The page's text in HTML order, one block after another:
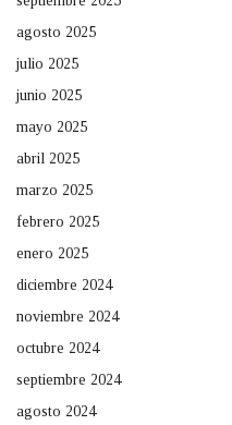
agosto 2025
julio 2025
junio 2025
mayo 2025
abril 2025
marzo 2025
febrero 2025
enero 2025
diciembre 2024
noviembre 2024
octubre 2024
septiembre 2024
agosto 2024